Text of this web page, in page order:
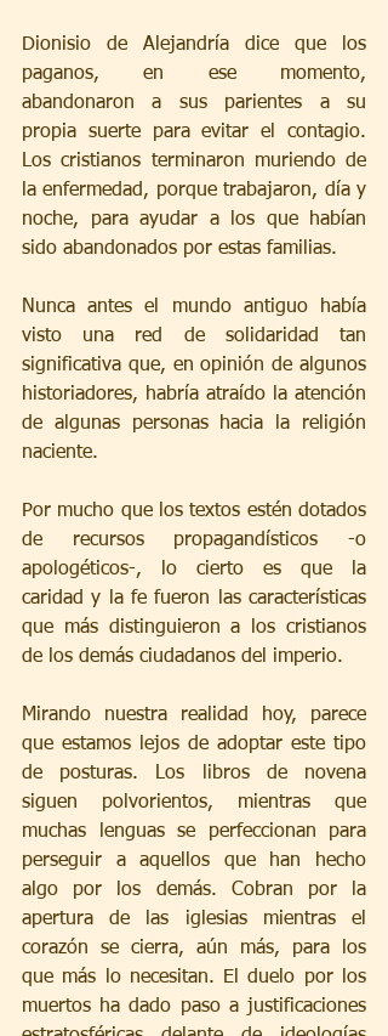
Dionisio de Alejandría dice que los
paganos, en ese momento,
abandonaron a sus parientes a su
propia suerte para evitar el contagio.
Los cristianos terminaron muriendo de
la enfermedad, porque trabajaron, día y
noche, para ayudar a los que habían
sido abandonados por estas familias.
Nunca antes el mundo antiguo había
visto una red de solidaridad tan
significativa que, en opinión de algunos
historiadores, habría atraído la atención
de algunas personas hacia la religión
naciente.
Por mucho que los textos estén dotados
de recursos propagandísticos -o
apologéticos-, lo cierto es que la
caridad y la fe fueron las características
que más distinguieron a los cristianos
de los demás ciudadanos del imperio.
Mirando nuestra realidad hoy, parece
que estamos lejos de adoptar este tipo
de posturas. Los libros de novena
siguen polvorientos, mientras que
muchas lenguas se perfeccionan para
perseguir a aquellos que han hecho
algo por los demás. Cobran por la
apertura de las iglesias mientras el
corazón se cierra, aún más, para los
que más lo necesitan. El duelo por los
muertos ha dado paso a justificaciones